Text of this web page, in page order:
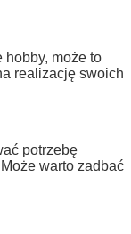
może to
realizację swoich
potrzebę
warto zadbać